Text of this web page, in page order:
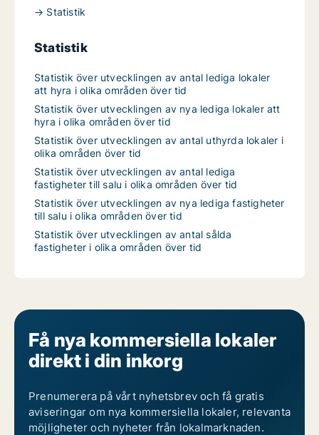
→ Statistik
Statistik
Statistik över utvecklingen av antal lediga lokaler
att hyra i olika områden över tid
Statistik över utvecklingen av nya lediga lokaler att
hyra i olika områden över tid
Statistik över utvecklingen av antal uthyrda lokaler i
olika områden över tid
Statistik över utvecklingen av antal lediga
fastigheter till salu i olika områden över tid
Statistik över utvecklingen av nya lediga fastigheter
till salu i olika områden över tid
Statistik över utvecklingen av antal sålda
fastigheter i olika områden över tid
Få nya kommersiella lokaler
direkt i din inkorg
Prenumerera på vårt nyhetsbrev och få gratis
aviseringar om nya kommersiella lokaler, relevanta
möjligheter och nyheter från lokalmarknaden.